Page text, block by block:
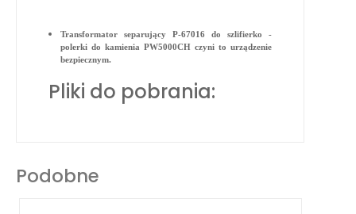
Transformator separujący P-67016 do szlifierko -
polerki do kamienia PW5000CH czyni to urządzenie
bezpiecznym.
Pliki do pobrania:
Podobne